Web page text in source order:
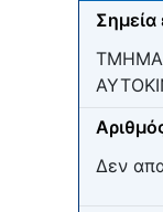
ΤΜΗΜΑ
Δεν